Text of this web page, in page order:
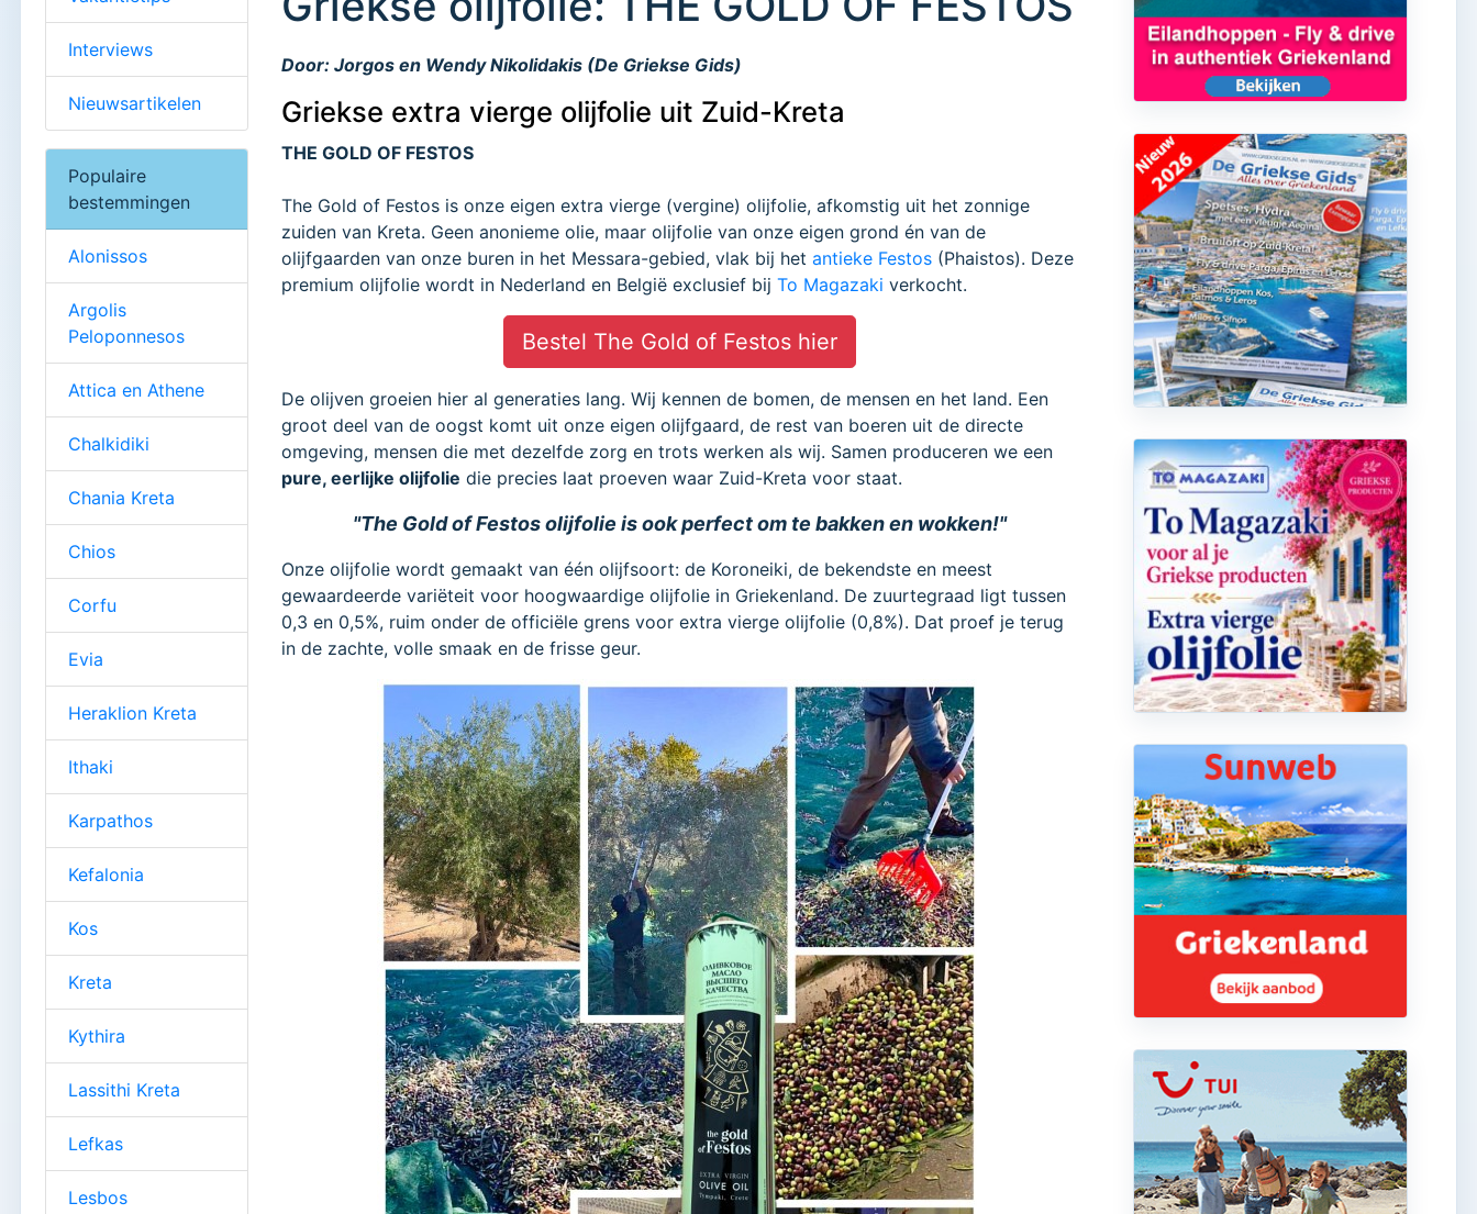
Door: Jorgos en Wendy Nikolidakis (De Griekse Gids)
Griekse extra vierge olijfolie uit Zuid-Kreta
THE GOLD OF FESTOS
The Gold of Festos is onze eigen extra vierge (vergine) olijfolie, afkomstig uit het zonnige
zuiden van Kreta. Geen anonieme olie, maar olijfolie van onze eigen grond én van de
olijfgaarden van onze buren in het Messara-gebied, vlak bij hetantieke Festos (Phaistos). Deze
premium olijfolie wordt in Nederland en België exclusief bijTo Magazaki verkocht.
Bestel The Gold of Festos hier
De olijven groeien hier al generaties lang. Wij kennen de bomen, de mensen en het land. Een
groot deel van de oogst komt uit onze eigen olijfgaard, de rest van boeren uit de directe
omgeving, mensen die met dezelfde zorg en trots werken als wij. Samen produceren we een
pure, eerlijke olijfolie die precies laat proeven waar Zuid-Kreta voor staat.
"The Gold of Festos olijfolie is ook perfect om te bakken en wokken!"
Onze olijfolie wordt gemaakt van één olijfsoort: de Koroneiki, de bekendste en meest
gewaardeerde variëteit voor hoogwaardige olijfolie in Griekenland. De zuurtegraad ligt tussen
0,3 en 0,5%, ruim onder de officiële grens voor extra vierge olijfolie (0,8%). Dat proef je terug
in de zachte, volle smaak en de frisse geur.
Interviews
Nieuwsartikelen
Populaire
bestemmingen
Alonissos
Argolis
Peloponnesos
Attica en Athene
Chalkidiki
Chania Kreta
Chios
Corfu
Evia
Heraklion Kreta
Ithaki
Karpathos
Kefalonia
Kos
Kreta
Kythira
Lassithi Kreta
Lefkas
Lesbos